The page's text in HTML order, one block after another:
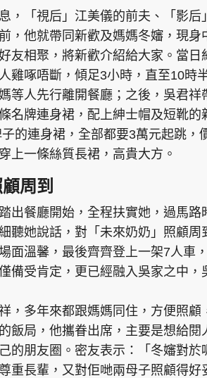
，「視后」江美儀的前夫、「影后
，他就帶同新歡及媽媽冬嬸，現身
友相聚，將新歡介紹給大家。當日
雞啄唔斷，傾足3小時，直至10時
等人先行離開餐廳；之後，吳君祥
名牌連身裙，配上紳士帽及短靴的
的連身裙，全部都要3萬元起跳，
上一條絲質長裙，高貴大方。
周到
出餐廳開始，全程扶實她，過馬路
聽她說話，對「未來奶奶」照顧周
面溫馨，最後齊齊登上一架7人車
備受肯定，更已經融入吳家之中，
，多年來都跟媽媽同住，方便照顧
飯局，他攜眷出席，主要是想給閱
的朋友圈。密友表示：「冬嬸對於
重長輩，又對佢哋兩母子照顧得好